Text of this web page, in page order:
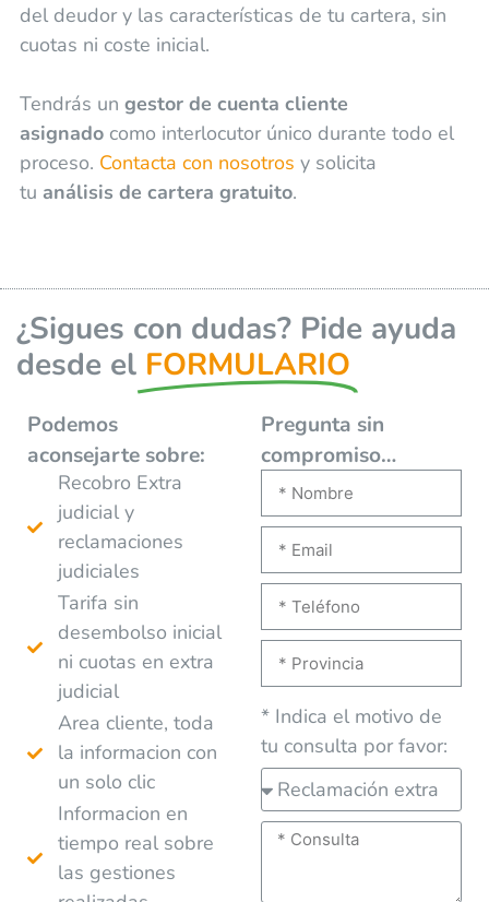
del deudor y las características de tu cartera, sin
cuotas ni coste inicial.
Tendrás un gestor de cuenta cliente
asignadocomo interlocutor único durante todo el
proceso. Contacta con nosotros y solicita
tu análisis de cartera gratuito.
¿Sigues con dudas? Pide ayuda
desde el FORMULARIO
Podemos
aconsejarte sobre:
Recobro Extra
judicial y
reclamaciones
judiciales
Tarifa sin
desembolso inicial
ni cuotas en extra
judicial
Area cliente, toda
la informacion con
un solo clic
Informacion en
tiempo real sobre
las gestiones
Pregunta sin
compromiso…
* Indica el motivo de
tu consulta por favor: